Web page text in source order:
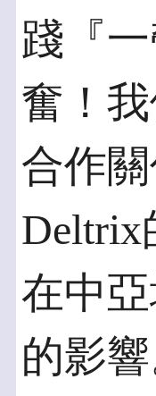
踐『
奮！
合作
Deltrix
在中
的影